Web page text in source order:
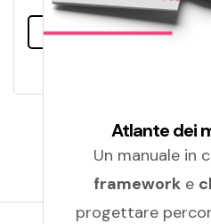
Leggi tutto
Atlante dei
Un manuale in
frameworke
progettare